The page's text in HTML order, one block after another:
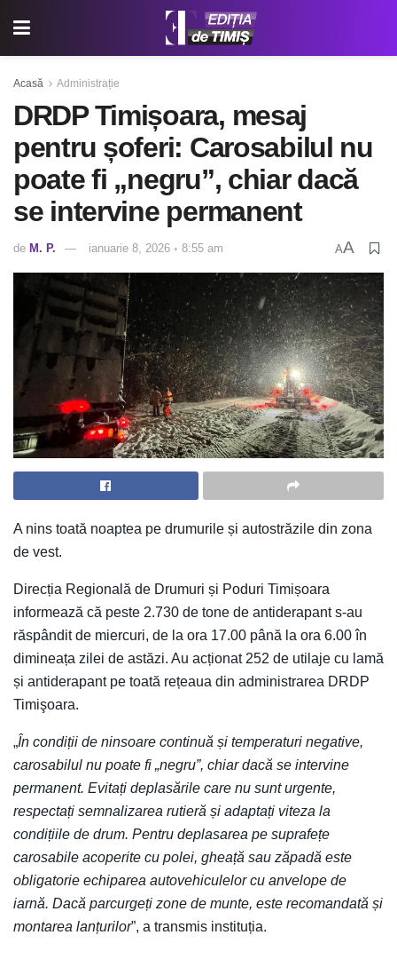
Acasă Administrație
DRDP Timișoara, mesaj
pentru șoferi: Carosabilul nu
poate fi „negru”, chiar dacă
se intervine permanent
de M. P. ianuarie 8, 2026 ◦ 8:55 am AA
A nins toată noaptea pe drumurile și autostrăzile din zona
de vest.
Direcția Regională de Drumuri și Poduri Timișoara
informează că peste 2.730 de tone de antiderapant s-au
răspândit de miercuri, de la ora 17.00 până la ora 6.00 în
dimineața zilei de astăzi. Au acționat 252 de utilaje cu lamă
și antiderapant pe toată rețeaua din administrarea DRDP
Timişoara.
„În condiții de ninsoare continuă și temperaturi negative,
carosabilul nu poate fi „negru”, chiar dacă se intervine
permanent. Evitați deplasările care nu sunt urgente,
respectați semnalizarea rutieră și adaptați viteza la
condițiile de drum. Pentru deplasarea pe suprafețe
carosabile acoperite cu polei, gheață sau zăpadă este
obligatorie echiparea autovehiculelor cu anvelope de
iarnă. Dacă parcurgeți zone de munte, este recomandată și
montarea lanțurilor”, a transmis instituția.